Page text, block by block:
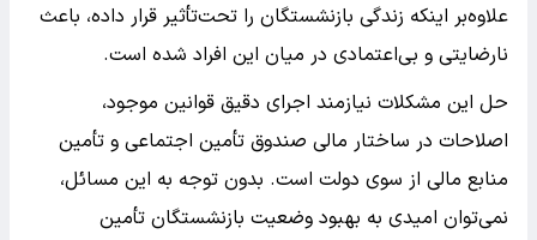
علاوه‌بر اینکه زندگی بازنشستگان را تحت‌تأثیر قرار داده، باعث
نارضایتی و بی‌اعتمادی در میان این افراد شده است.
حل این مشکلات نیازمند اجرای دقیق قوانین موجود،
اصلاحات در ساختار مالی صندوق تأمین اجتماعی و تأمین
منابع مالی از سوی دولت است. بدون توجه به این مسائل،
نمی‌توان امیدی به بهبود وضعیت بازنشستگان تأمین